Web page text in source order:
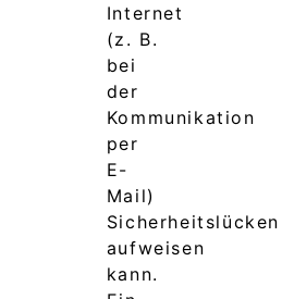
Internet
(z. B.
bei
der
Kommunikation
per
E-
Mail)
Sicherheitslücken
aufweisen
kann.